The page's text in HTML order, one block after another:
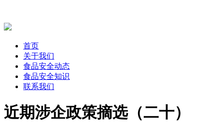
首页
关于我们
食品安全动态
食品安全知识
联系我们
近期涉企政策摘选（二十）